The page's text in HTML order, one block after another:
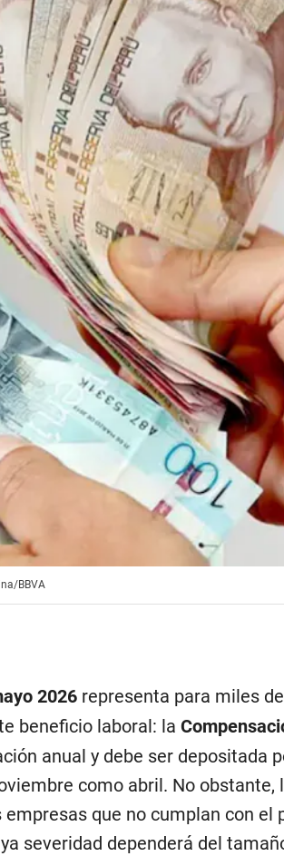
BBVA
2026 representa para miles
beneficio laboral: la
anual y debe ser depositada
como abril. No
que no cumplan con
severidad dependerá del